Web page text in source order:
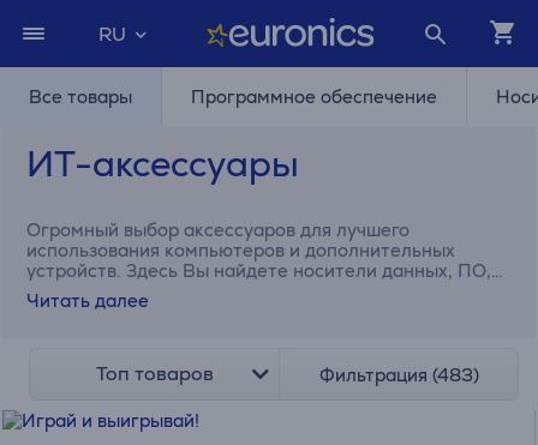
RU
Все товары Программное обеспечение
ИТ-аксессуары
Огромный выбор аксессуаров для лучшего
использования компьютеров и дополнительных
устройств. Здесь Вы найдете носители данных, ПО,
внешние аккумуляторы, средства для очистки, а
также все необходимые кабели и адаптеры для
Читать далее
Топ товаров Фильтрация (483)